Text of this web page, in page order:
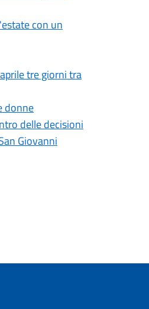
con un
tre giorni tra
donne
delle decisioni
Giovanni